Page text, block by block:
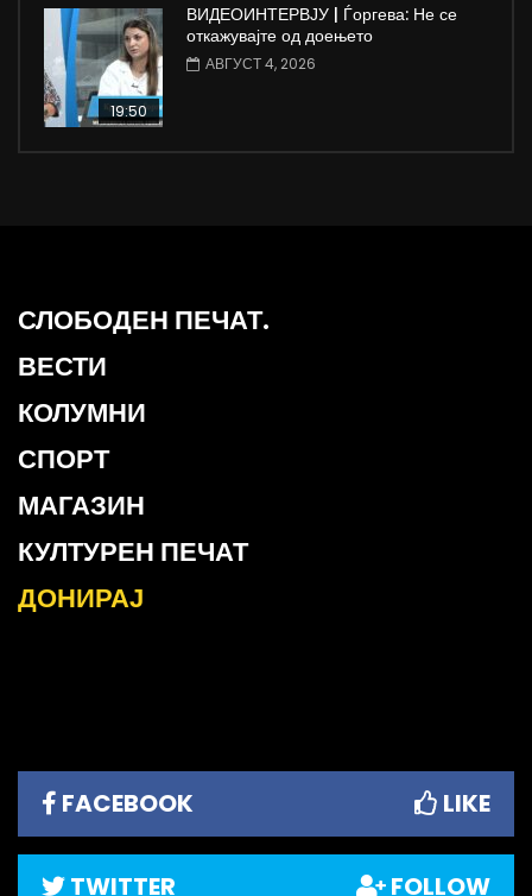
19:50
ВИДЕОИНТЕРВЈУ | Ѓоргева: Не се
откажувајте од доењето
АВГУСТ 4, 2026
СЛОБОДЕН ПЕЧАТ.
ВЕСТИ
КОЛУМНИ
СПОРТ
МАГАЗИН
КУЛТУРЕН ПЕЧАТ
ДОНИРАЈ
FACEBOOK LIKE
TWITTER FOLLOW